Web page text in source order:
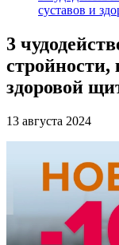
суставов и
3
стройности,
здоровой
13 августа 2024